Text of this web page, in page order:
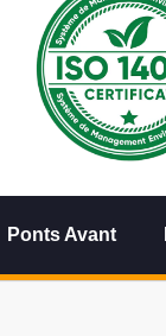
Ponts Avant